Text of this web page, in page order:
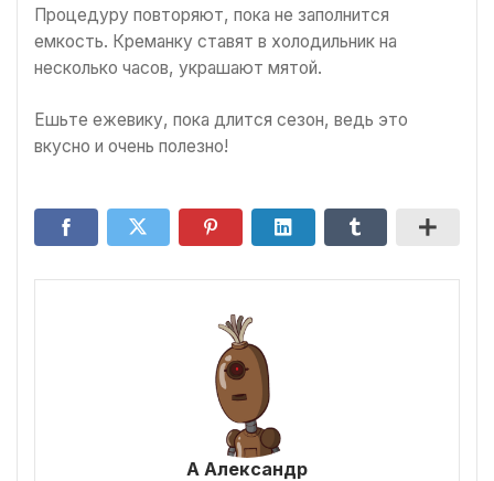
Процедуру повторяют, пока не заполнится
емкость. Креманку ставят в холодильник на
несколько часов, украшают мятой.
Ешьте ежевику, пока длится сезон, ведь это
вкусно и очень полезно!
А Александр